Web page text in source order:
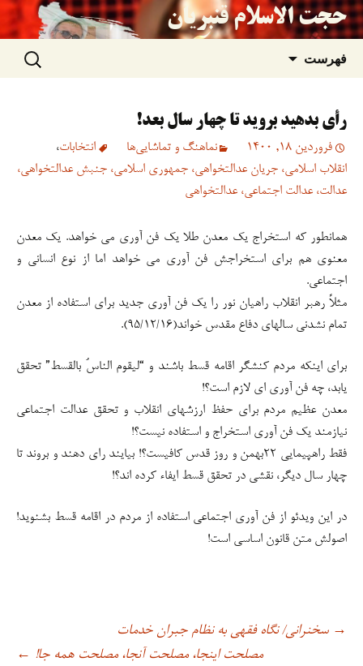
حجت الاسلام قنبریان
فهرست
نوشته‌ها
جستجو
برای:
رأی بدهید بروید تا چهار سال بعد!
فروردین 18, 1400 نماهنگ و تماشایی‌ها انتخابات،
انقلاب اسلامی، جریان عدالتخواهی، جمهوری اسلامی، جنبش عدالتخواهی،
عدالت، عدالت اجتماعی، عدالتخواهی
همانطور که استخراج یک معدن طلا یک فن آوری می خواهد. یک معدن
معنوی هم برای استخراجش فن آوری می خواهد اما از نوع انسانی و
اجتماعی.
مثلاً رهبر انقلاب راهیان نور را یک فن آوری جدید برای استفاده از معدن
تمام نشدنی سالهای دفاع مقدس خواند(۹۵/۱۲/۱۶).
برای اینکه مردم کنشگر اقامه قسط باشند و “لیقوم الناسُ بالقسط” تحقق
یابد، چه فن آوری ای لازم است؟!
معدن عظیم مردم برای حفظ ارزشهای انقلاب و تحقق عدالت اجتماعی
نیازمند یک فن آوری استخراج و استفاده نیست؟!
فقط راهپیمایی ۲۲بهمن و روز قدس کافیست؟! بیایند رای دهند و بروند تا
چهار سال دیگر، نقشی در تحقق قسط ایفاء کرده اند؟!
در این ویدئو از فن آوری اجتماعی استفاده از مردم در اقامه قسط بشنوید!
اصولش متن قانون اساسی است!
ناوبری
→ سخنرانی/ نگاه فقهی به نظام جبران خدمات
مصلحت اینجا، مصلحت آنجا، مصلحت همه جا! ←